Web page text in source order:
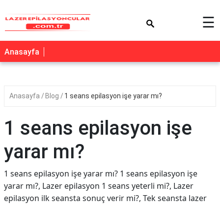
☰
Anasayfa
Anasayfa Blog 1 seans epilasyon işe yarar mı?
1 seans epilasyon işe
yarar mı?
1 seans epilasyon işe yarar mı? 1 seans epilasyon işe
yarar mı?, Lazer epilasyon 1 seans yeterli mi?, Lazer
epilasyon ilk seansta sonuç verir mi?, Tek seansta lazer